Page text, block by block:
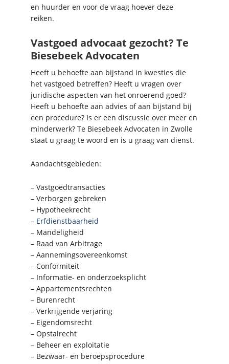
en huurder en voor de vraag hoever deze
reiken.
Vastgoed advocaat gezocht? Te
Biesebeek Advocaten
Heeft u behoefte aan bijstand in kwesties die
het vastgoed betreffen? Heeft u vragen over
juridische aspecten van het onroerend goed?
Heeft u behoefte aan advies of aan bijstand bij
een procedure? Is er een discussie over meer en
minderwerk? Te Biesebeek Advocaten in Zwolle
staat u graag te woord en is u graag van dienst.
Aandachtsgebieden:
– Vastgoedtransacties
– Verborgen gebreken
– Hypotheekrecht
– Erfdienstbaarheid
– Mandeligheid
– Raad van Arbitrage
– Aannemingsovereenkomst
– Conformiteit
– Informatie- en onderzoeksplicht
– Appartementsrechten
– Burenrecht
– Verkrijgende verjaring
– Eigendomsrecht
– Opstalrecht
– Beheer en exploitatie
– Bezwaar- en beroepsprocedure